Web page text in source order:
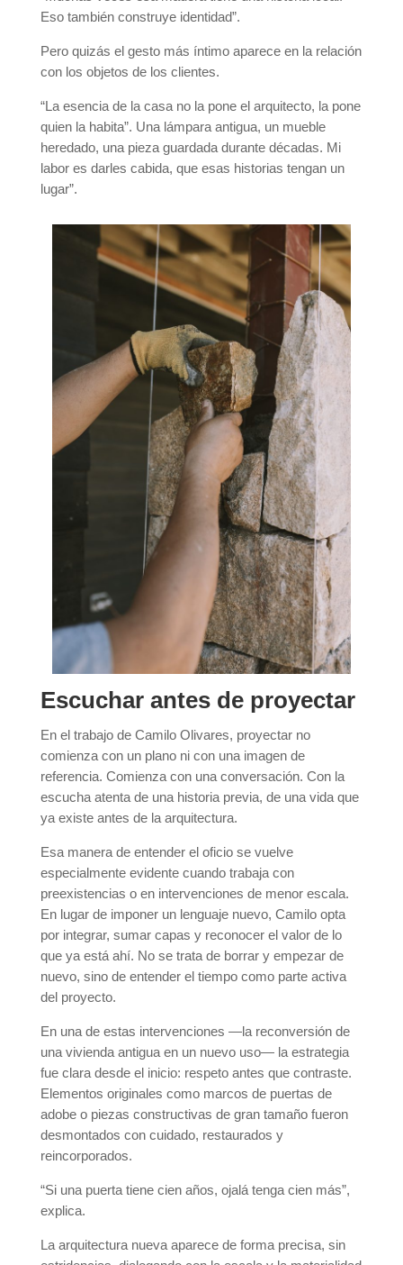
Eso también construye identidad”.
Pero quizás el gesto más íntimo aparece en la relación
con los objetos de los clientes.
“La esencia de la casa no la pone el arquitecto, la pone
quien la habita”. Una lámpara antigua, un mueble
heredado, una pieza guardada durante décadas. Mi
labor es darles cabida, que esas historias tengan un
lugar”.
Escuchar antes de proyectar
En el trabajo de Camilo Olivares, proyectar no
comienza con un plano ni con una imagen de
referencia. Comienza con una conversación. Con la
escucha atenta de una historia previa, de una vida que
ya existe antes de la arquitectura.
Esa manera de entender el oficio se vuelve
especialmente evidente cuando trabaja con
preexistencias o en intervenciones de menor escala.
En lugar de imponer un lenguaje nuevo, Camilo opta
por integrar, sumar capas y reconocer el valor de lo
que ya está ahí. No se trata de borrar y empezar de
nuevo, sino de entender el tiempo como parte activa
del proyecto.
En una de estas intervenciones —la reconversión de
una vivienda antigua en un nuevo uso— la estrategia
fue clara desde el inicio: respeto antes que contraste.
Elementos originales como marcos de puertas de
adobe o piezas constructivas de gran tamaño fueron
desmontados con cuidado, restaurados y
reincorporados.
“Si una puerta tiene cien años, ojalá tenga cien más”,
explica.
La arquitectura nueva aparece de forma precisa, sin